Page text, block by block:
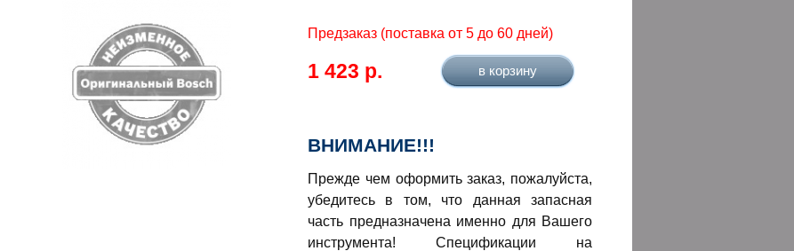
Предзаказ (поставка от 5 до 60 дней)
1 423 р.
ВНИМАНИЕ!!!
Прежде чем оформить заказ, пожалуйста,
убедитесь в том, что данная запасная
часть предназначена именно для Вашего
инструмента! Спецификации на